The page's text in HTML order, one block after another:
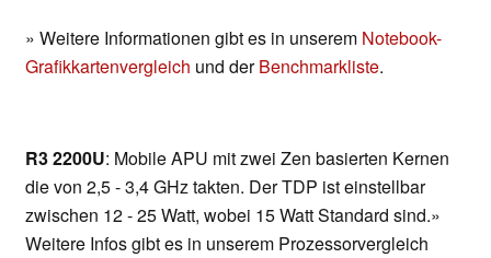
» Weitere Informationen gibt es in unserem Notebook-
Grafikkartenvergleich und derBenchmarkliste.
R3 2200U: Mobile APU mit zwei Zen basierten Kernen
die von 2,5 - 3,4 GHz takten. Der TDP ist einstellbar
zwischen 12 - 25 Watt, wobei 15 Watt Standard sind.»
Weitere Infos gibt es in unserem Prozessorvergleich